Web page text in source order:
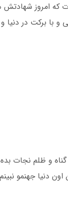
جان مادرت که
و با برکت در
و ظلم نجات
جهنمو